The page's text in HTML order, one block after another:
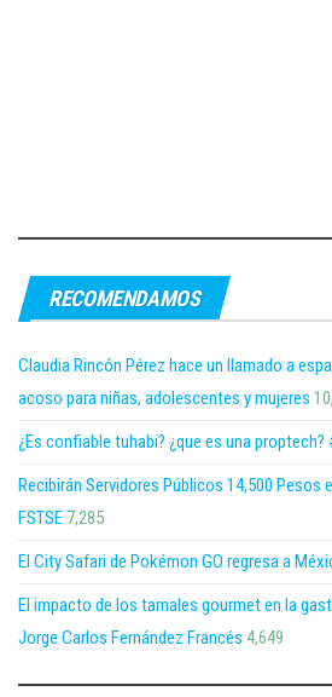
RECOMENDAMOS
Claudia Rincón Pérez hace un llamado a
acoso para niñas, adolescentes y mujeres
¿Es confiable tuhabi? ¿que es una
Recibirán Servidores Públicos 14,500 Pesos
FSTSE 7,285
El City Safari de Pokémon GO regresa a
El impacto de los tamales gourmet en la
Jorge Carlos Fernández Francés 4,649